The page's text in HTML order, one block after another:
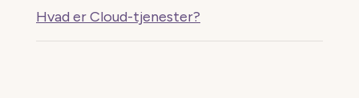
Hvad er Cloud-tjenester?